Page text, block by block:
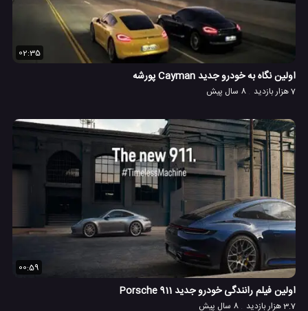
02:35
اولین نگاه به خودرو جدید Cayman پورشه
7 هزار بازدید 8 سال پیش
00:59
اولین فیلم رانندگی خودرو جدید Porsche 911
3.7 هزار بازدید 8 سال پیش